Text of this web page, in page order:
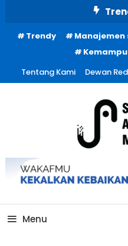
ContentTrendy Manajemen
Tentang Kami
Dewan
Menu